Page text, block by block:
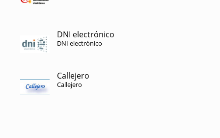
DNI electrónico
DNI electrónico
Callejero
Callejero